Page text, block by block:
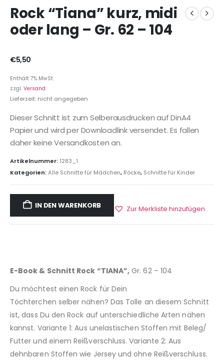
Rock “Tiana” kurz, midi
oder lang – Gr. 62 – 104
€5,50
Enthält 7% MwSt.
zzgl. Versand
Lieferzeit: nicht angegeben
Dieser Schnitt ist zum Selberausdrucken auf DinA4
Papier und wird per Downloadlink versendet. Es fallen
daher keine Versandkosten an.
Artikelnummer: 1283_1
Kategorien:Alle Schnitte für Mädchen, Röcke, Schnitte für Kinder
IN DEN WARENKORB Zur Merkliste hinzufügen
E-Book & Schnitt Rock “TIANA”, Gr. 62 – 104
Du möchtest einen Rock für Dein
Töchterchen selber nähen? Das Tolle an diesem Schnitt
ist, dass Du den Rock auf unterschiedliche Arten nähen
kannst. Variante 1: Aus unelastischen Stoffen mit Beleg/
Futter und einem Reißverschluss. Variante 2: Aus
dehnbaren Stoffen wie Jersey und ohne Reißverschluss.